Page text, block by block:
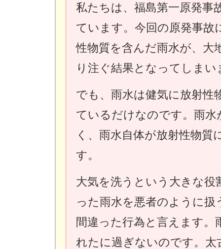
私たちは、福島第一原発事
ています。今回の原発事故
性物質を含んだ雨水が、大
り注ぐ結果となってしまい
でも、雨水は健気に放射性
ているだけなのです。雨
く、雨水自体が放射性物
す。
大気を洗うという大きな
った雨水を悪者のように
間違った行為と言えます。
れたに過ぎないのです。